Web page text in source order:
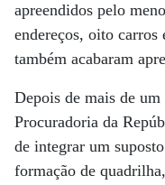
apreendidos pelo
endereços, oito
também acabaram
Depois de mais de
Procuradoria da
de integrar um
formação de